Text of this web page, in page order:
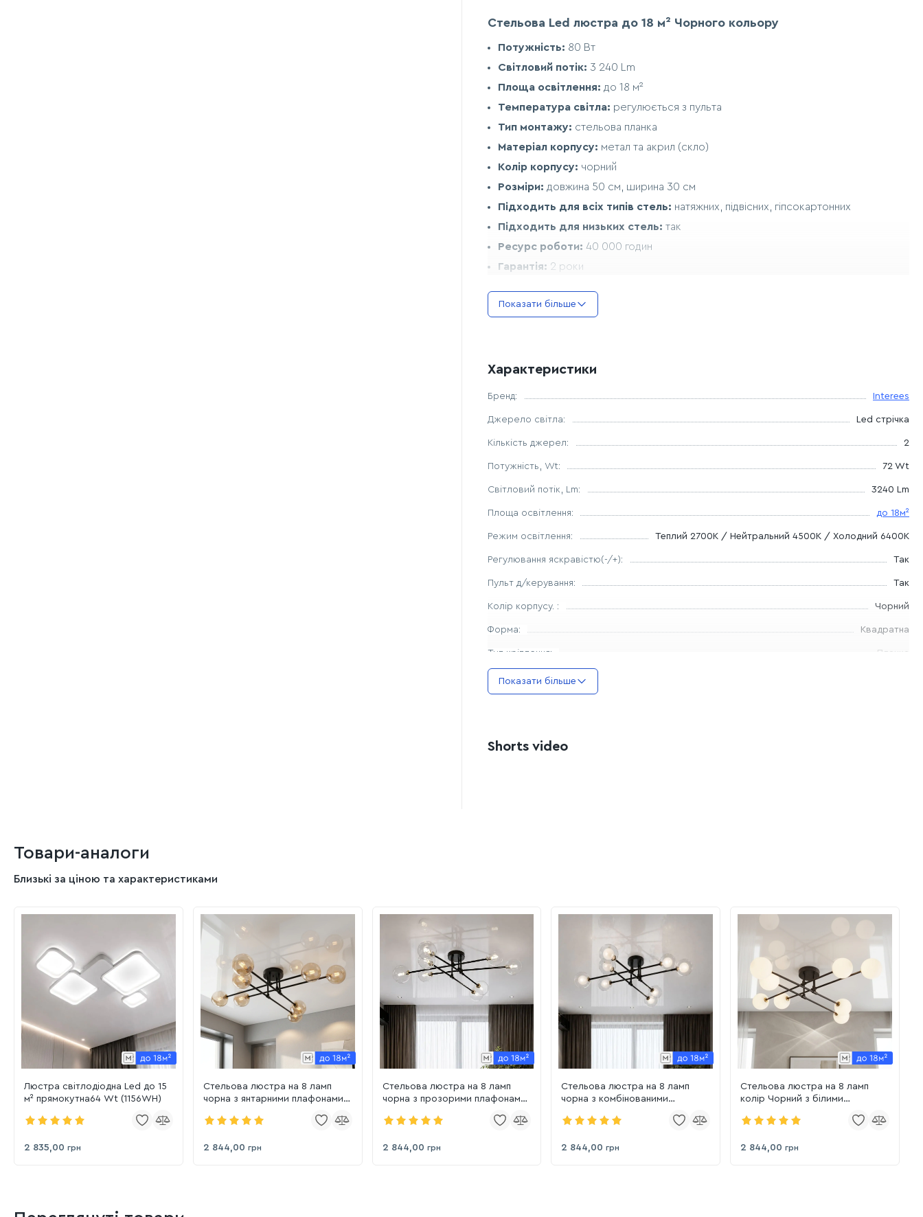
Стельова Led люстра до 18 м² Чорного кольору
Потужність: 80 Вт
Світловий потік: 3 240 Lm
Площа освітлення: до 18 м²
Температура світла: регулюється з пульта
Тип монтажу: стельова планка
Матеріал корпусу: метал та акрил (скло)
Колір корпусу: чорний
Розміри: довжина 50 см, ширина 30 см
Підходить для всіх типів стель: натяжних, підвісних, гіпсокартонних
Підходить для низьких стель: так
Ресурс роботи: 40 000 годин
Гарантія: 2 роки
Переваги:
Простота встановлення та складання
Показати більше
Характеристики
Бренд: Interees
Джерело світла: Led стрічка
Кількість джерел: 2
Потужність, Wt: 72 Wt
Світловий потік, Lm: 3240 Lm
Площа освітлення: до 18м²
Режим освітлення: Теплий 2700К / Нейтральний 4500К / Холодний 6400К
Регулювання яскравістю(-/+): Так
Пульт д/керування: Так
Колір корпусу. : Чорний
Форма: Квадратна
Тип кріплення: Планка
Офіційна гарантія:
Показати більше
Shorts video
Товари-аналоги
Близькі за ціною та характеристиками
Люстра світлодіодна Led до 15
м² прямокутна64 Wt (1156WH)
2 835,00 грн
Стельова люстра на 8 ламп
чорна з янтарними плафонами
BK+BR)
2 844,00 грн
Стельова люстра на 8 ламп
чорна з прозорими плафонами
BK+CL)
2 844,00 грн
Стельова люстра на 8 ламп
чорна з комбінованими
(752X100F-8 BK+CLWH)
2 844,00 грн
Стельова люстра на 8 ламп
колір Чорний з білими
(752X100F-8 BK+WH)
2 844,00 грн